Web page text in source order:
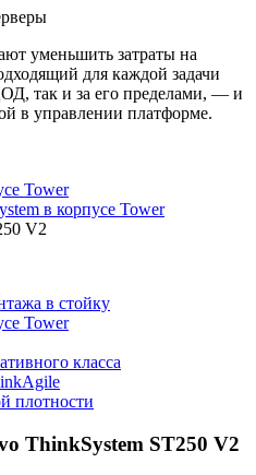
уменьшить затраты на
для каждой задачи
так и за его пределами, — и
в управлении платформе.
Tower
в корпусе Tower
V2
в стойку
Tower
класса
плотности
ThinkSystem ST250 V2